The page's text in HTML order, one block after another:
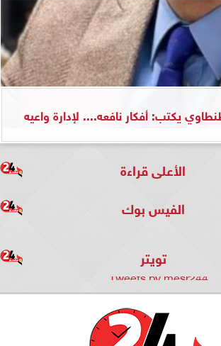
يكتب: أفكار نافعه.... لإدارة واعيه
الأعلى قراءة
الفيس بوك
تويتر
Tweets by mesr244